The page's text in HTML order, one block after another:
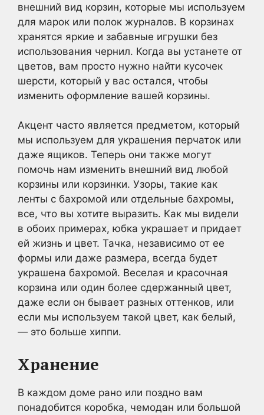
внешний вид корзин, которые мы используем
для марок или полок журналов. В корзинах
хранятся яркие и забавные игрушки без
использования чернил. Когда вы устанете от
цветов, вам просто нужно найти кусочек
шерсти, который у вас остался, чтобы
изменить оформление вашей корзины.
Акцент часто является предметом, который
мы используем для украшения перчаток или
даже ящиков. Теперь они также могут
помочь нам изменить внешний вид любой
корзины или корзинки. Узоры, такие как
ленты с бахромой или отдельные бахромы,
все, что вы хотите выразить. Как мы видели
в обоих примерах, юбка украшает и придает
ей жизнь и цвет. Тачка, независимо от ее
формы или даже размера, всегда будет
украшена бахромой. Веселая и красочная
корзина или один более сдержанный цвет,
даже если он бывает разных оттенков, или
если мы используем такой цвет, как белый,
— это больше хиппи.
Хранение
В каждом доме рано или поздно вам
понадобится коробка, чемодан или большой